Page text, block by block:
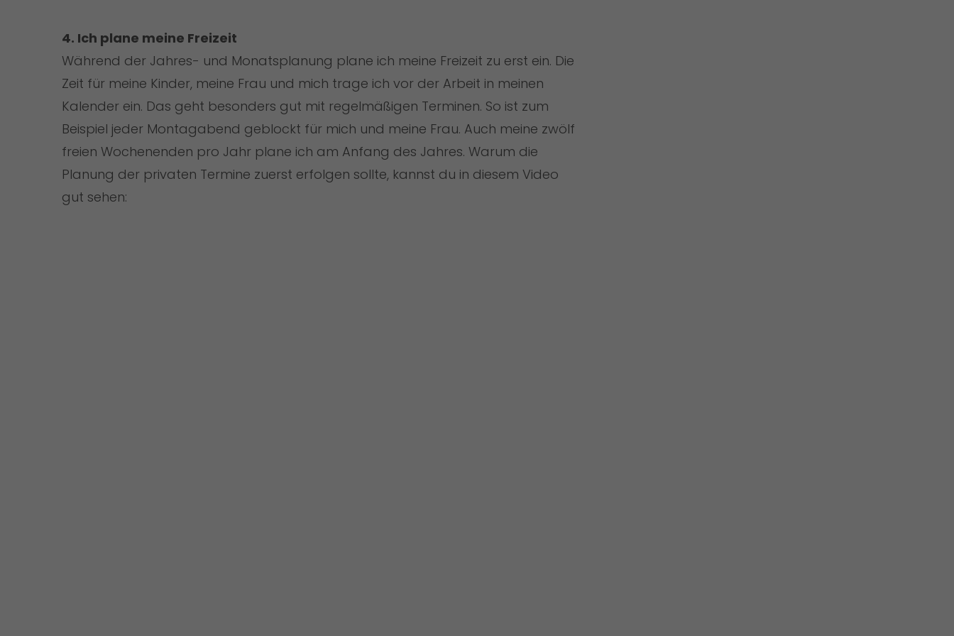
4. Ich plane meine Freizeit
Während der Jahres- und Monatsplanung plane ich meine Freizeit zu erst ein. Die
Zeit für meine Kinder, meine Frau und mich trage ich vor der Arbeit in meinen
Kalender ein. Das geht besonders gut mit regelmäßigen Terminen. So ist zum
Beispiel jeder Montagabend geblockt für mich und meine Frau. Auch meine zwölf
freien Wochenenden pro Jahr plane ich am Anfang des Jahres. Warum die
Planung der privaten Termine zuerst erfolgen sollte, kannst du in diesem Video
gut sehen: